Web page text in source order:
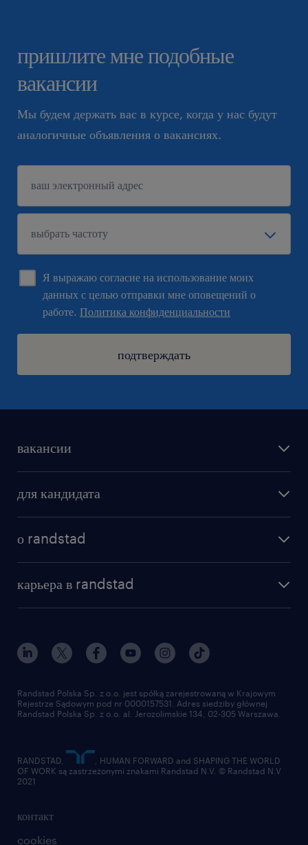
пришлите мне подобные
вакансии
Мы будем держать вас в курсе, когда у нас будут
аналогичные объявления о вакансиях.
Я выражаю согласие на использование моих
данных с целью отправки мне оповещений о
работе. Политика конфиденциальности
подтверждать
вакансии
бонусы для работников
для кандидата
о randstad
институт исследований randstad
для медиа
для поставщиков
карьера в randstad
наш мир
работа в randstad
отправить резюме
контакт
cookies
Randstad Polska Sp. z o.o. jest spółką zarejestrowaną w Krajowym
Rejestrze Sądowym pod nr 0000157531. Adres siedziby głównej
Randstad Polska Sp. z o.o. al. Jerozolimskie 134, 02-305 Warszawa.
RANDSTAD,
, HUMAN FORWARD and SHAPING THE WORLD
OF WORK są zastrzeżonymi znakami Randstad N.V. © Randstad N.V
2021